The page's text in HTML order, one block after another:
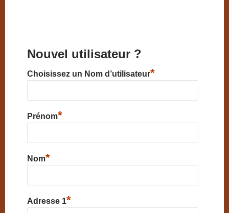
Nouvel utilisateur ?
Choisissez un Nom d’utilisateur*
Prénom*
Nom*
Adresse 1*